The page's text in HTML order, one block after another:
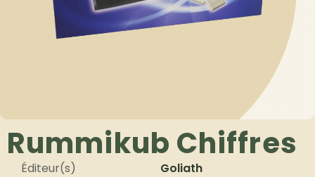
Rummikub Chiffres
Éditeur(s) Goliath